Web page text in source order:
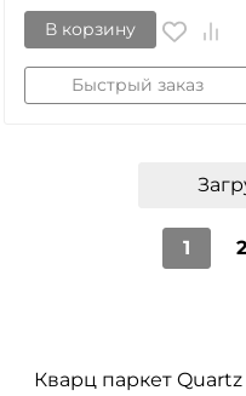
В корзину
Быстрый заказ
1 2
Кварц паркет